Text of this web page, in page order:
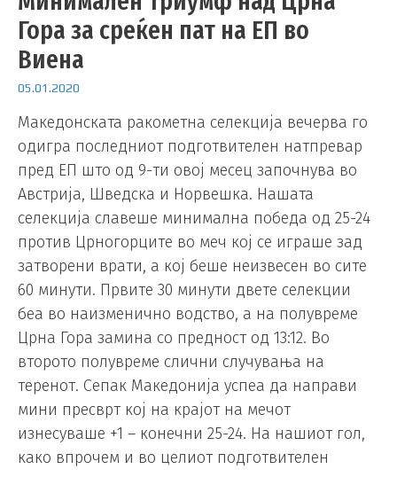
Гора за среќен пат на ЕП во
Виена
05.01.2020
Македонската ракометна селекција вечерва го
одигра последниот подготвителен натпревар
пред ЕП што од 9-ти овој месец започнува во
Австрија, Шведска и Норвешка. Нашата
селекција славеше минимална победа од 25-24
против Црногорците во меч кој се играше зад
затворени врати, а кој беше неизвесен во сите
60 минути. Првите 30 минути двете селекции
беа во наизменично водство, а на полувреме
Црна Гора замина со предност од 13:12. Во
второто полувреме слични случувања на
теренот. Сепак Македонија успеа да направи
мини пресврт кој на крајот на мечот
изнесуваше +1 – конечни 25-24. На нашиот гол,
како впрочем и во целиот подготвителен